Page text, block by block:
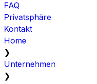
FAQ
Privatsphäre
Kontakt
Home
❯
Unternehmen
❯